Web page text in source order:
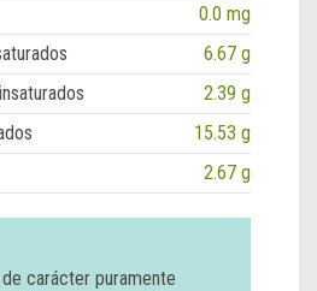
0.0 mg
6.67 g
2.39 g
15.53 g
2.67 g
carácter puramente